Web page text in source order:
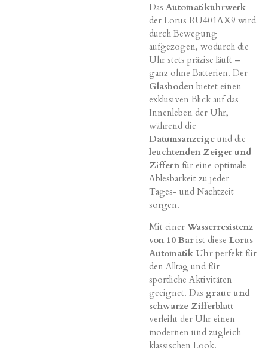
Das Automatikuhrwerk
der Lorus RU401AX9 wird
durch Bewegung
aufgezogen, wodurch die
Uhr stets präzise läuft –
ganz ohne Batterien. Der
Glasboden bietet einen
exklusiven Blick auf das
Innenleben der Uhr,
während die
Datumsanzeige und die
leuchtenden Zeiger und
Ziffern für eine optimale
Ablesbarkeit zu jeder
Tages- und Nachtzeit
sorgen.
Mit einer Wasserresistenz
von 10 Bar ist diese Lorus
Automatik Uhr perfekt für
den Alltag und für
sportliche Aktivitäten
geeignet. Das graue und
schwarze Zifferblatt
verleiht der Uhr einen
modernen und zugleich
klassischen Look.